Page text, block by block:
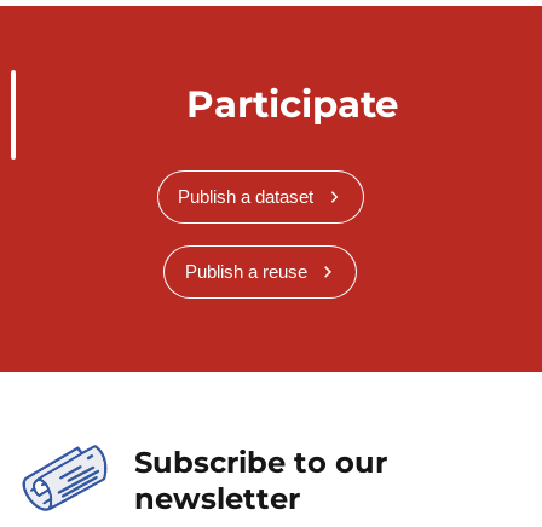
Participate
Publish a dataset
Publish a reuse
Subscribe to our
newsletter